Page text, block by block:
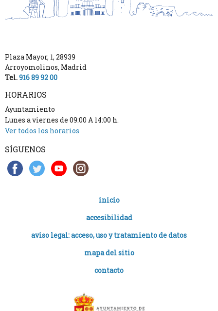
Plaza Mayor, 1, 28939
Arroyomolinos, Madrid
Tel.916 89 92 00
HORARIOS
Ayuntamiento
Lunes a viernes de 09:00 A 14:00 h.
Ver todos los horarios
SÍGUENOS
inicio
accesibilidad
aviso legal: acceso, uso y tratamiento de datos
mapa del sitio
contacto